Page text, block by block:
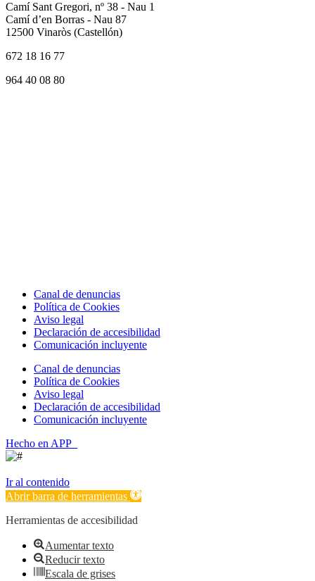
Camí Sant Gregori, nº 38 - Nau 1
Camí d’en Borras - Nau 87
12500 Vinaròs (Castellón)
672 18 16 77
964 40 08 80
Canal de denuncias
Política de Cookies
Aviso legal
Declaración de accesibilidad
Comunicación incluyente
Canal de denuncias
Política de Cookies
Aviso legal
Declaración de accesibilidad
Comunicación incluyente
Hecho en APP_
Ir al contenido
Abrir barra de herramientas
Herramientas de accesibilidad
Aumentar texto
Reducir texto
Escala de grises